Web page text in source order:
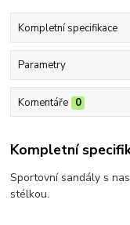
Kompletní specifikace
Parametry
Komentáře 0
Kompletní
Sportovní sandály s
stélkou.